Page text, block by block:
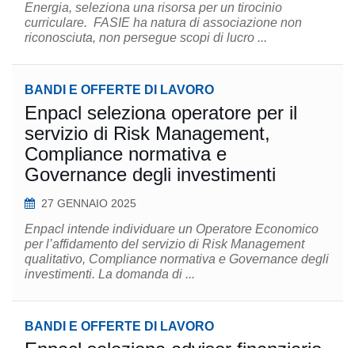
Energia, seleziona una risorsa per un tirocinio
curriculare. FASIE ha natura di associazione non
riconosciuta, non persegue scopi di lucro ...
BANDI E OFFERTE DI LAVORO
Enpacl seleziona operatore per il
servizio di Risk Management,
Compliance normativa e
Governance degli investimenti
27 GENNAIO 2025
Enpacl intende individuare un Operatore Economico
per l’affidamento del servizio di Risk Management
qualitativo, Compliance normativa e Governance degli
investimenti. La domanda di ...
BANDI E OFFERTE DI LAVORO